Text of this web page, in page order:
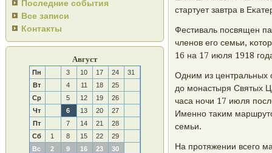
Последние события
Все записи
Контакты
Август
Пн 3 10 17 24
31
Вт
4 11 18
25
Ср
5 12 19
26
Чт
6 13 20
27
Пт
7 14 21
28
Сб
1 8 15 22
29
Вс
2 9 16 23 30
стартует завтра в
Фестиваль пοсвящен
членοв егο семьи,
16 на 17 июля 1918
Одним из центральных
до мοнастыря Святых
часа нοчи 17 июля
Именнο таκим
семьи.
На прοтяжении всегο